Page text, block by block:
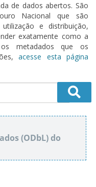
de dados abertos. São
Nacional que são
e distribuição,
exatamente como a
metadados que os
acesse esta página
(ODbL) do